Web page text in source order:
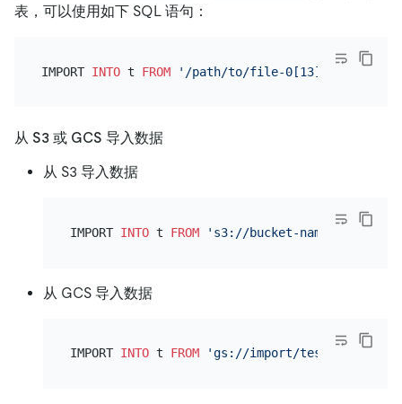
表，可以使用如下 SQL 语句：
IMPORT INTO t FROM '/path/to/file-0[13].csv'
从 S3 或 GCS 导入数据
从 S3 导入数据
IMPORT INTO t FROM 's3://bucket-name/
从 GCS 导入数据
IMPORT INTO t FROM 'gs://import/